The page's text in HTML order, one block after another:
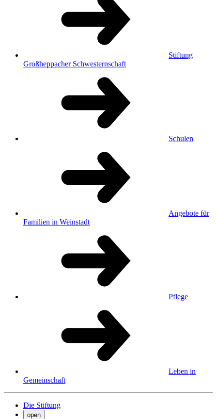
Stiftung
Großheppacher Schwesternschaft
Schulen
Angebote für
Familien in Weinstadt
Pflege
Leben in
Gemeinschaft
Die Stiftung
open